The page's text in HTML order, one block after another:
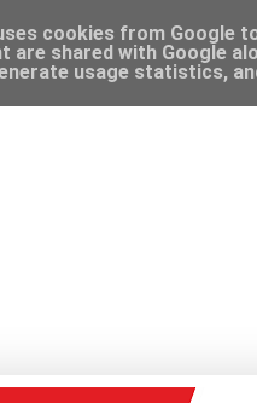
cookies from Google
are shared with Google
usage statistics,